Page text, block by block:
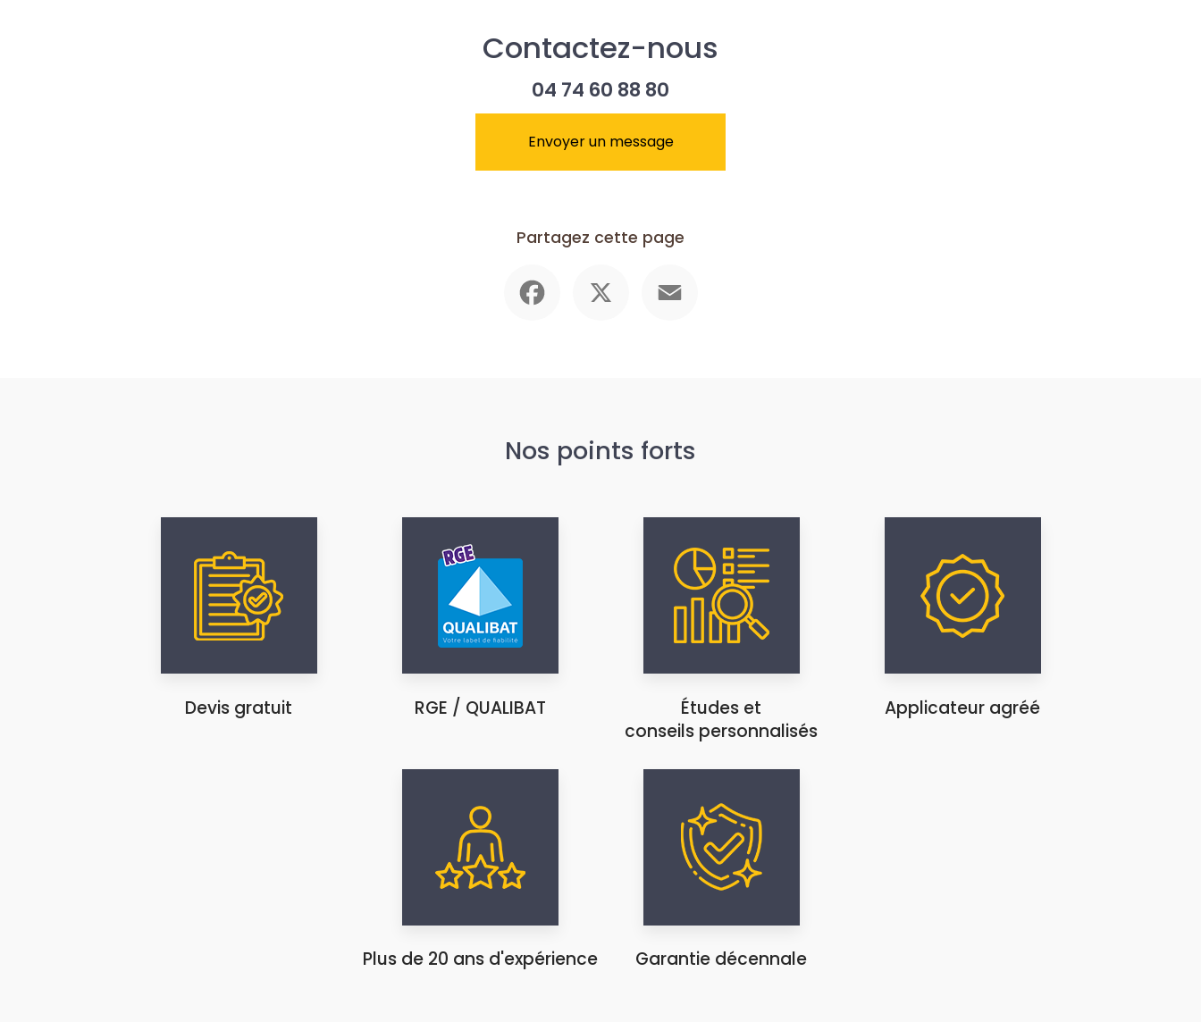
Contactez-nous
04 74 60 88 80
Envoyer un message
Partagez cette page
Nos points forts
Devis gratuit RGE / QUALIBAT
Études et
conseils personnalisés
Applicateur agréé
Plus de 20 ans d'expérience Garantie décennale